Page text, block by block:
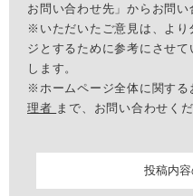
お問い合わせ先」からお問い
※いただいたご意見は、より
ジとするために参考にさせ
します。
※ホームページ全体に関する
理者 まで、お問い合わせくだ